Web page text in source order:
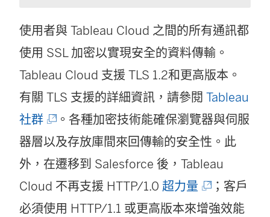
結
在
新
視
窗
開
啟
)
使用者與 Tableau Cloud 之間的所有通訊都
使用 SSL 加密以實現安全的資料傳輸。
Tableau Cloud 支援 TLS 1.2和更高版本。
有關 TLS 支援的詳細資訊，請參閱 Tableau
社群(
連
結
在
新
。各種加密技術能確保瀏覽器與伺服
器層以及存放庫間來回傳輸的安全性。此
外，在遷移到 Salesforce 後，Tableau
Cloud 不再支援 HTTP/1.0 超力量 (
連
；客戶
必須使用 HTTP/1.1 或更高版本來增強效能